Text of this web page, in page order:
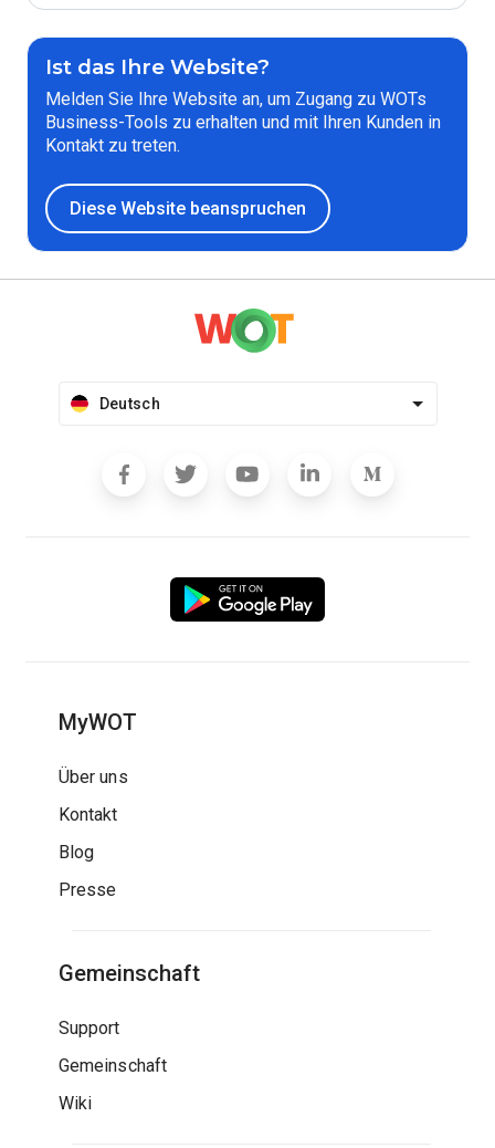
Ist das Ihre Website?
Melden Sie Ihre Website an, um Zugang zu WOTs
Business-Tools zu erhalten und mit Ihren Kunden in
Kontakt zu treten.
Diese Website beanspruchen
Deutsch
MyWOT
Über uns
Kontakt
Blog
Presse
Gemeinschaft
Support
Gemeinschaft
Wiki